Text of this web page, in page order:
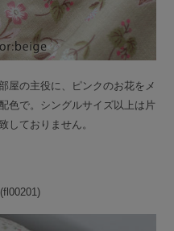
屋の主役に、ピンクのお花をメ
色で。シングルサイズ以上は片
しておりません。